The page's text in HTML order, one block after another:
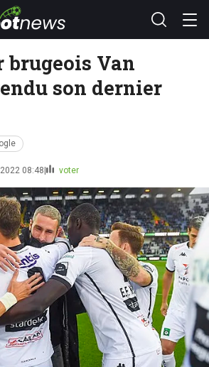
brugeois Van
son dernier
08:48 voter